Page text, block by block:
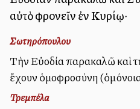
αὐτὸ φρονεῖν ἐν Κυρίῳ·
Σωτηρόπουλου
Τὴν Εὐοδία παρακαλῶ καὶ
ἔχουν ὁμοφροσύνη
Τρεμπέλα